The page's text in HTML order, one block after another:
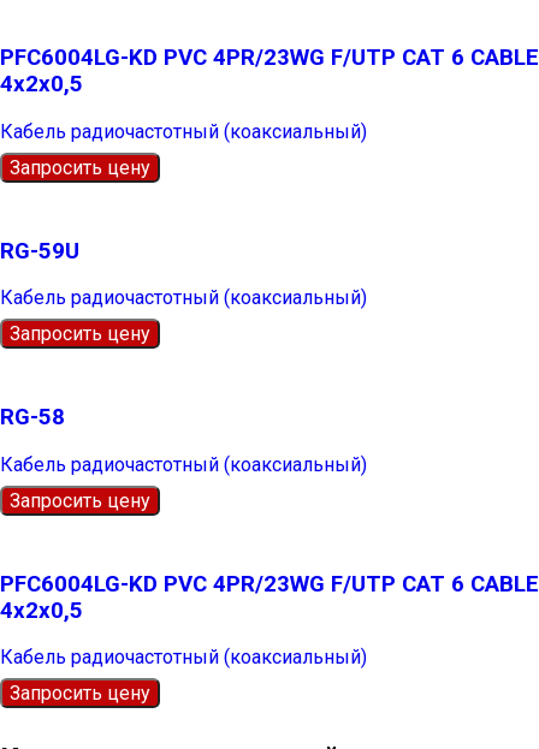
PFC6004LG-KD PVC 4PR/23WG F/UTP CAT 6 CABLE
4х2х0,5
Кабель радиочастотный (коаксиальный)
Запросить цену
RG-59U
Кабель радиочастотный (коаксиальный)
Запросить цену
RG-58
Кабель радиочастотный (коаксиальный)
Запросить цену
PFC6004LG-KD PVC 4PR/23WG F/UTP CAT 6 CABLE
4х2х0,5
Кабель радиочастотный (коаксиальный)
Запросить цену